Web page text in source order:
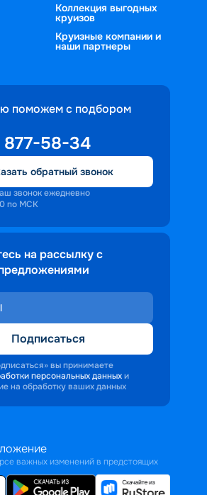
Коллекция выгодных
круизов
Круизные компании и
наши партнеры
поможем с подбором
877-58-34
обратный звонок
звонок ежедневно
по МСК
на рассылку с
Подписаться
вы принимаете
персональных данных и
на обработку ваших данных
важных изменений в предстоящих